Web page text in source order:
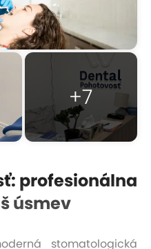
+7
profesionálna
úsmev
stomatologická